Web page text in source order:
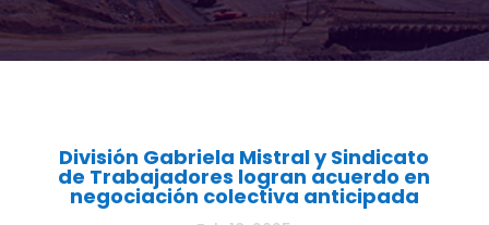
División Gabriela Mistral y Sindicato
de Trabajadores logran acuerdo en
negociación colectiva anticipada